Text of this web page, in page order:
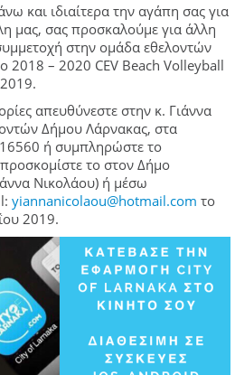
και ιδιαίτερα την αγάπη σας για
μας, σας προσκαλούμε για άλλη
στην ομάδα εθελοντών
2018 – 2020 CEV Beach Volleyball
απευθύνεστε στην κ. Γιάννα
Δήμου Λάρνακας, στα
ή συμπληρώστε το
το στον Δήμο
Νικολάου) ή μέσω
yiannanicolaou@hotmail.com το
2019.